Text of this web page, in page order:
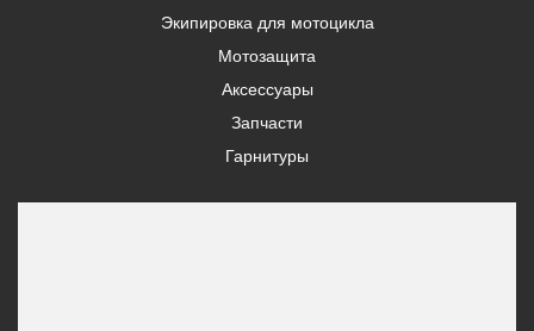
Экипировка для мотоцикла
Мотозащита
Аксессуары
Запчасти
Гарнитуры